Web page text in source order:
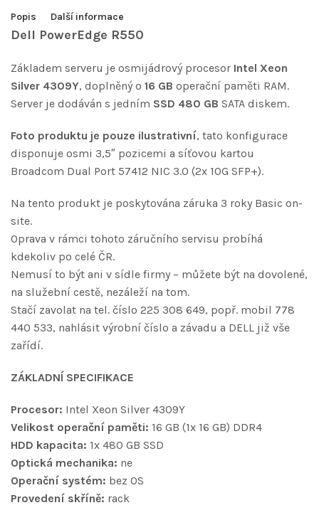
Popis Další informace
Dell PowerEdge R550
Základem serveru je osmijádrový procesor Intel Xeon
Silver 4309Y, doplněný o 16 GB operační paměti RAM.
Server je dodáván s jedním SSD 480 GB SATA diskem.
Foto produktu je pouze ilustrativní, tato konfigurace
disponuje osmi 3,5″ pozicemi a síťovou kartou
Broadcom Dual Port 57412 NIC 3.0 (2x 10G SFP+).
Na tento produkt je poskytována záruka 3 roky Basic on-
site.
Oprava v rámci tohoto záručního servisu probíhá
kdekoliv po celé ČR.
Nemusí to být ani v sídle firmy – můžete být na dovolené,
na služební cestě, nezáleží na tom.
Stačí zavolat na tel. číslo 225 308 649, popř. mobil 778
440 533, nahlásit výrobní číslo a závadu a DELL již vše
zařídí.
ZÁKLADNÍ SPECIFIKACE
Procesor: Intel Xeon Silver 4309Y
Velikost operační paměti: 16 GB (1x 16 GB) DDR4
HDD kapacita: 1x 480 GB SSD
Optická mechanika: ne
Operační systém: bez OS
Provedení skříně: rack